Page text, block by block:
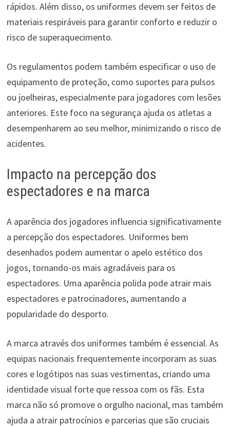
rápidos. Além disso, os uniformes devem ser feitos de
materiais respiráveis para garantir conforto e reduzir o
risco de superaquecimento.
Os regulamentos podem também especificar o uso de
equipamento de proteção, como suportes para pulsos
ou joelheiras, especialmente para jogadores com lesões
anteriores. Este foco na segurança ajuda os atletas a
desempenharem ao seu melhor, minimizando o risco de
acidentes.
Impacto na percepção dos
espectadores e na marca
A aparência dos jogadores influencia significativamente
a percepção dos espectadores. Uniformes bem
desenhados podem aumentar o apelo estético dos
jogos, tornando-os mais agradáveis para os
espectadores. Uma aparência polida pode atrair mais
espectadores e patrocinadores, aumentando a
popularidade do desporto.
A marca através dos uniformes também é essencial. As
equipas nacionais frequentemente incorporam as suas
cores e logótipos nas suas vestimentas, criando uma
identidade visual forte que ressoa com os fãs. Esta
marca não só promove o orgulho nacional, mas também
ajuda a atrair patrocínios e parcerias que são cruciais